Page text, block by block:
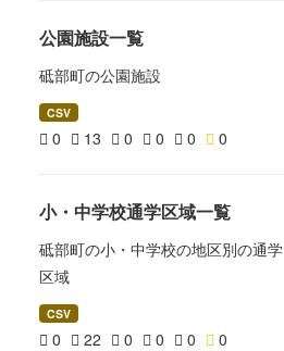
公園施設一覧
砥部町の公園施設
CSV
0 13 0 0 0 0
小・中学校通学区域一覧
砥部町の小・中学校の地区別の通学
区域
CSV
0 22 0 0 0 0